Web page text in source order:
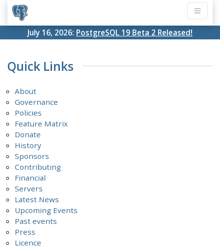
July 16, 2026: PostgreSQL 19 Beta 2 Released!
Quick Links
About
Governance
Policies
Feature Matrix
Donate
History
Sponsors
Contributing
Financial
Servers
Latest News
Upcoming Events
Past events
Press
Licence